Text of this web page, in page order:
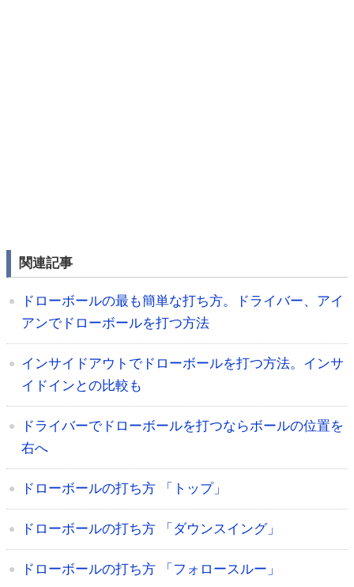
関連記事
ドローボールの最も簡単な打ち方。ドライバー、アイ
アンでドローボールを打つ方法
インサイドアウトでドローボールを打つ方法。インサ
イドインとの比較も
ドライバーでドローボールを打つならボールの位置を
右へ
ドローボールの打ち方 「トップ」
ドローボールの打ち方 「ダウンスイング」
ドローボールの打ち方 「フォロースルー」